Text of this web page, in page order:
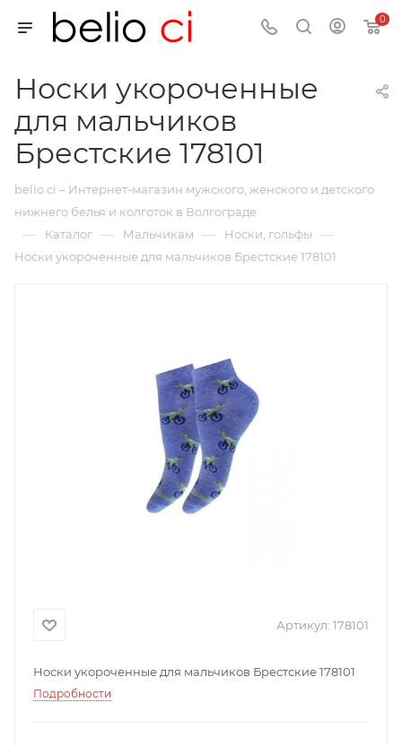
0
Носки укороченные
для мальчиков
Брестские 178101
belio ci – Интернет-магазин мужского, женского и детского
нижнего белья и колготок в Волгограде
— Каталог — Мальчикам — Носки, гольфы —
Носки укороченные для мальчиков Брестские 178101
Артикул: 178101
Носки укороченные для мальчиков Брестские 178101
Подробности